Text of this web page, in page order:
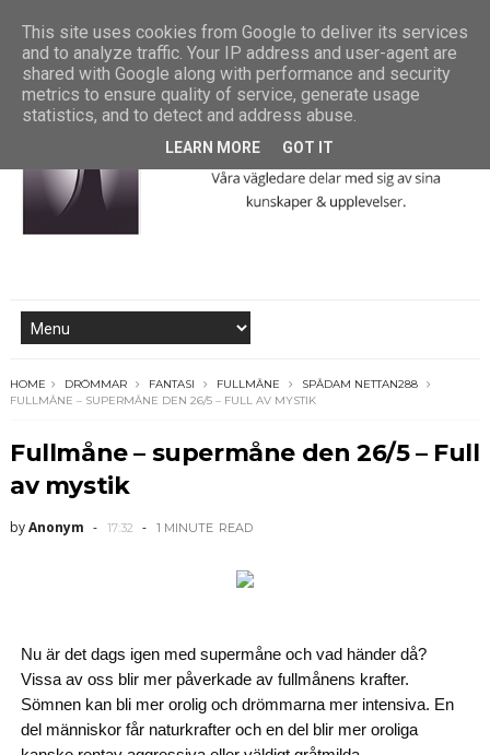
HOME DRÖMMAR FANTASI FULLMÅNE
SPÅDAM NETTAN288
FULLMÅNE – SUPERMÅNE DEN 26/5 – FULL AV MYSTIK
Fullmåne – supermåne den 26/5 – Full
av mystik
byAnonym 17:32 1 MINUTE READ
Nu är det dags igen med supermåne och vad händer då?
Vissa av oss blir mer påverkade av fullmånens krafter.
Sömnen kan bli mer orolig och drömmarna mer intensiva. En
del människor får naturkrafter och en del blir mer oroliga
This site uses cookies from Google to deliver its services
and to analyze traffic. Your IP address and user-agent are
shared with Google along with performance and security
metrics to ensure quality of service, generate usage
statistics, and to detect and address abuse.
LEARN MORE GOT IT